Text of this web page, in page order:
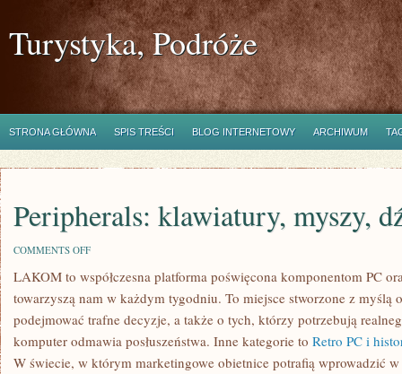
Turystyka, Podróże
STRONA GŁÓWNA SPIS TREŚCI BLOG INTERNETOWY ARCHIWUM
Peripherals: klawiatury, myszy,
COMMENTS OFFON
KLAWIATURY,
DŹWIĘK
LAKOM to współczesna platforma poświęcona komponentom PC
towarzyszą nam w każdym tygodniu. To miejsce stworzone z myślą
podejmować trafne decyzje, a także o tych, którzy potrzebują
komputer odmawia posłuszeństwa. Inne kategorie to Retro PC i
W świecie, w którym marketingowe obietnice potrafią wprowadzić